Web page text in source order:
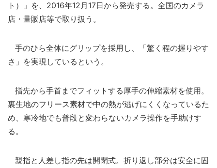
ト）」を、2016年12月17日から発売する。全国のカメラ
店・量販店等で取り扱う。
手のひら全体にグリップを採用し、「驚く程の握りやす
さ」を実現しているという。
指先から手首までフィットする厚手の伸縮素材を使用。
裏生地のフリース素材で中の熱が逃げにくくなっているた
め、寒冷地でも普段と変わらないカメラ操作を手助けす
る。
親指と人差し指の先は開閉式。折り返し部分は安全に固